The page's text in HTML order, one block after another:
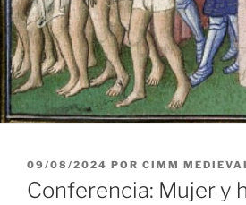
PUBLICADO
EL
09/08/2024 POR CIMM
Conferencia: Mujer y